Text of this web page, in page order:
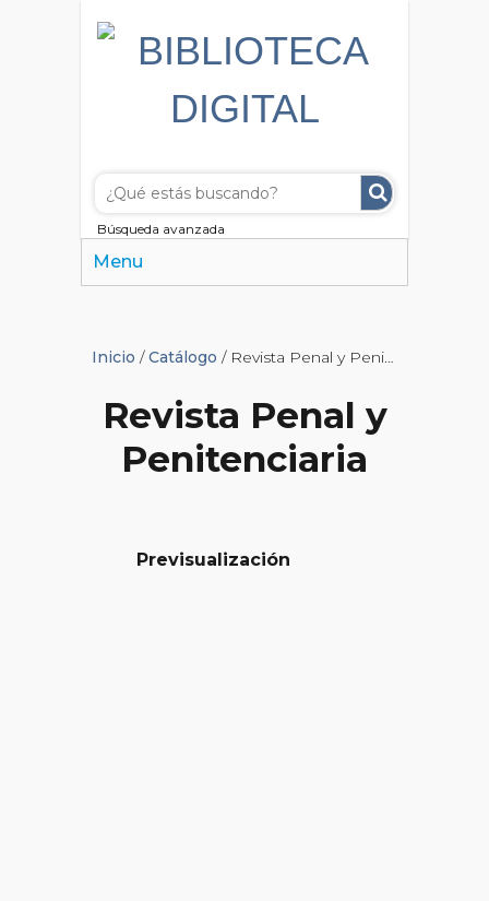
Búsqueda avanzada
Menu
Inicio /Catálogo / Revista Penal y Penitenciaria
Revista Penal y
Penitenciaria
Previsualización